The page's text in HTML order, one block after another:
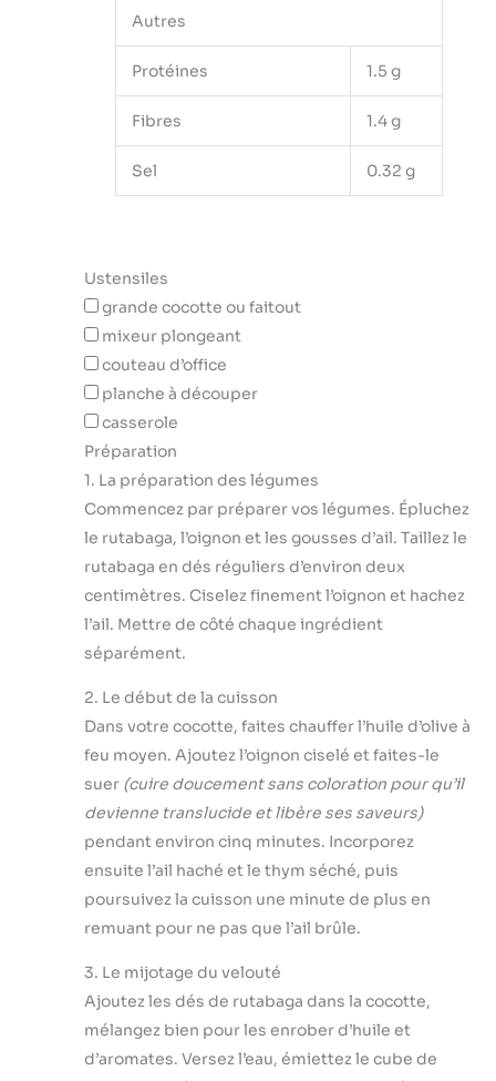
Autres
Protéines 1.5 g
Fibres 1.4 g
Sel 0.32 g
Ustensiles
grande cocotte ou faitout
mixeur plongeant
couteau d’office
planche à découper
casserole
Préparation
1. La préparation des légumes
Commencez par préparer vos légumes. Épluchez
le rutabaga, l’oignon et les gousses d’ail. Taillez le
rutabaga en dés réguliers d’environ deux
centimètres. Ciselez finement l’oignon et hachez
l’ail. Mettre de côté chaque ingrédient
séparément.
2. Le début de la cuisson
Dans votre cocotte, faites chauffer l’huile d’olive à
feu moyen. Ajoutez l’oignon ciselé et faites-le
suer (cuire doucement sans coloration pour qu’il
devienne translucide et libère ses saveurs)
pendant environ cinq minutes. Incorporez
ensuite l’ail haché et le thym séché, puis
poursuivez la cuisson une minute de plus en
remuant pour ne pas que l’ail brûle.
3. Le mijotage du velouté
Ajoutez les dés de rutabaga dans la cocotte,
mélangez bien pour les enrober d’huile et
d’aromates. Versez l’eau, émiettez le cube de